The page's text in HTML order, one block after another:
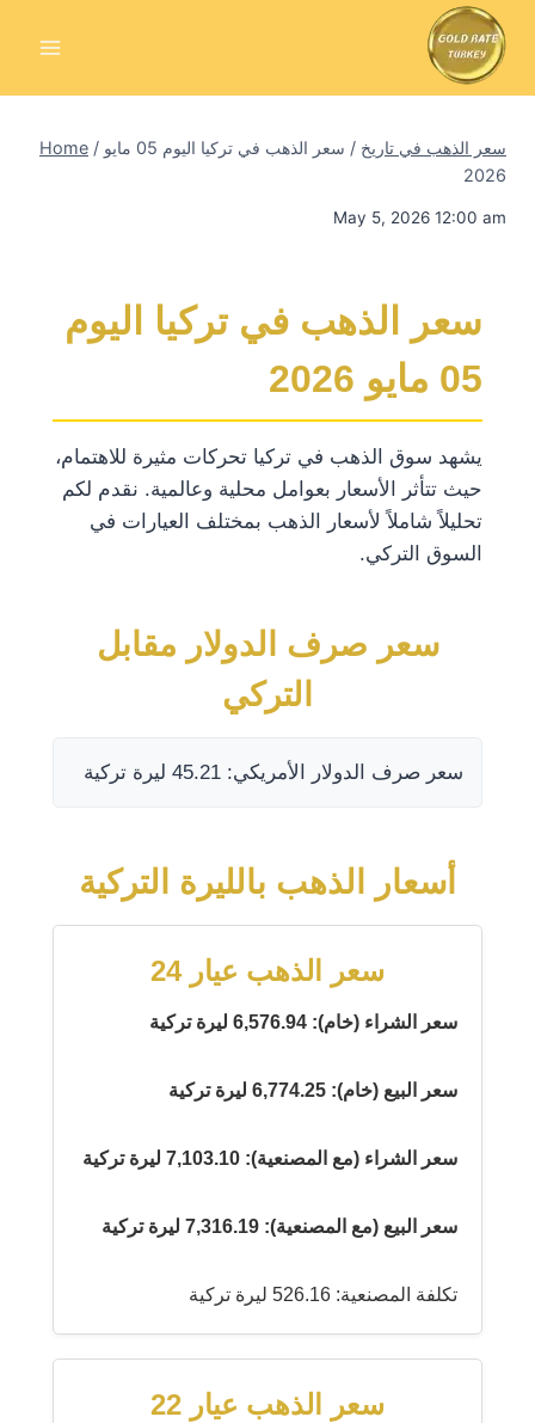
Home / سعر الذهب في تاريخ /
سعر الذهب في تركيا اليوم 05 مايو
2026
May 5, 2026 12:00 am
سعر الذهب في تركيا اليوم
05 مايو 2026
يشهد سوق الذهب في تركيا تحركات مثيرة للاهتمام،
حيث تتأثر الأسعار بعوامل محلية وعالمية. نقدم لكم
تحليلاً شاملاً لأسعار الذهب بمختلف العيارات في
السوق التركي.
سعر صرف الدولار مقابل
التركي
سعر صرف الدولار الأمريكي: 45.21 ليرة تركية
أسعار الذهب بالليرة التركية
سعر الذهب عيار 24
سعر الشراء (خام): 6,576.94 ليرة تركية
سعر البيع (خام): 6,774.25 ليرة تركية
سعر الشراء (مع المصنعية): 7,103.10 ليرة تركية
سعر البيع (مع المصنعية): 7,316.19 ليرة تركية
تكلفة المصنعية: 526.16 ليرة تركية
سعر الذهب عيار 22